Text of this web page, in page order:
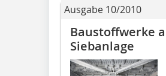
Ausgabe 10/2010
Baustoffwerke
Siebanlage